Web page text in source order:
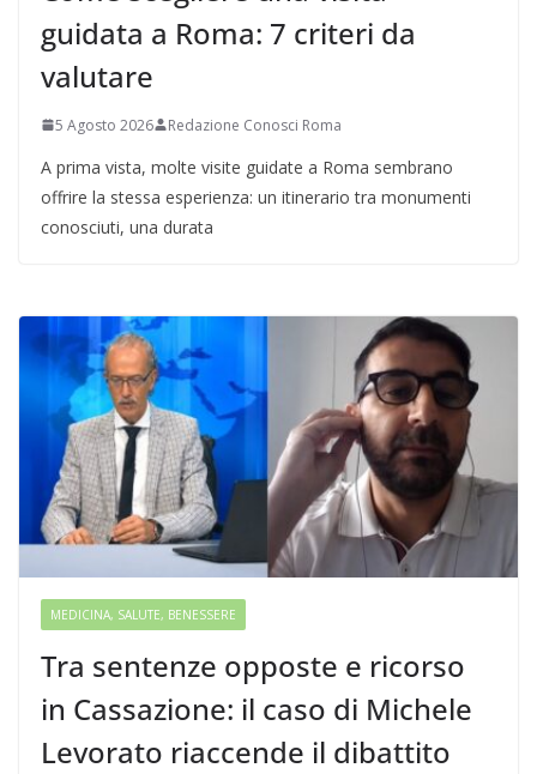
guidata a Roma: 7 criteri da
valutare
5 Agosto 2026 Redazione Conosci Roma
A prima vista, molte visite guidate a Roma sembrano
offrire la stessa esperienza: un itinerario tra monumenti
conosciuti, una durata
MEDICINA, SALUTE, BENESSERE
Tra sentenze opposte e ricorso
in Cassazione: il caso di Michele
Levorato riaccende il dibattito